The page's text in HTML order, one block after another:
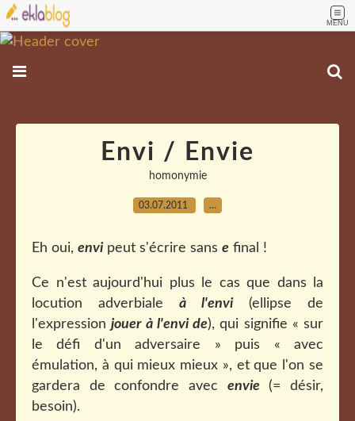
MENU
Envi / Envie
homonymie
03.07.2011 …
Eh oui, envipeut s'écrire sans e final !
Ce n'est aujourd'hui plus le cas que dans la
locution adverbiale à l'envi(ellipse de
l'expressionjouer à l'envi de), qui signifie « sur
le défi d'un adversaire » puis « avec
émulation, à qui mieux mieux », et que l'on se
gardera de confondre avec envie(= désir,
besoin).